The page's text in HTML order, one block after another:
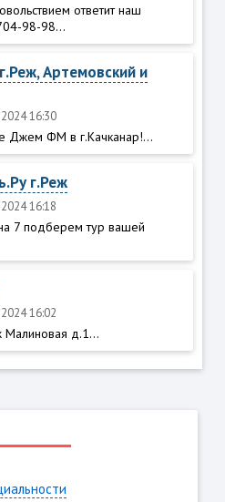
ответит наш
98-98...
Артемовский и
16:30
Джем ФМ в г.Качканар!...
г.Реж
16:18
7 подберем тур вашей
16:02
Малиновая д.1...